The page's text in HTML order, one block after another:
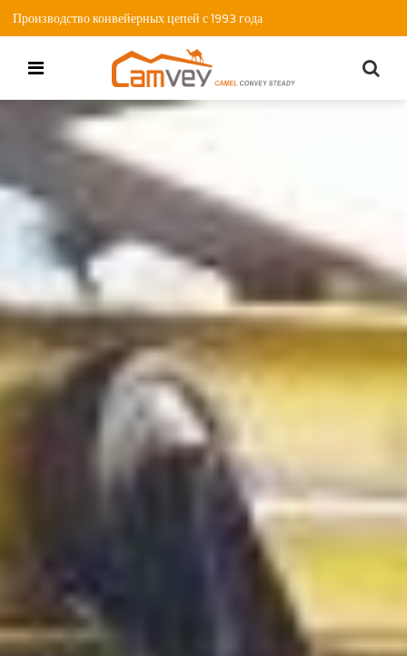
Производство конвейерных цепей с 1993 года